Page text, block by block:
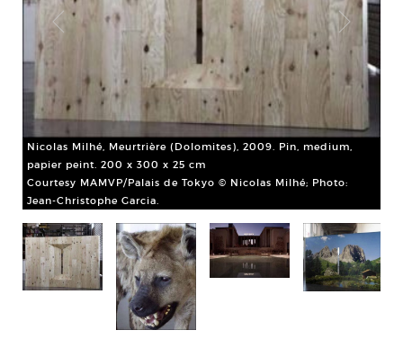
Nicolas Milhé, Meurtrière (Dolomites), 2009. Pin, medium,
papier peint. 200 x 300 x 25 cm
Courtesy MAMVP/Palais de Tokyo © Nicolas Milhé; Photo:
Jean-Christophe Garcia.